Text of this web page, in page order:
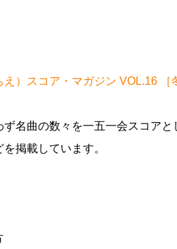
え）スコア・マガジン VOL.16
ず名曲の数々を一五一会スコア
掲載しています。